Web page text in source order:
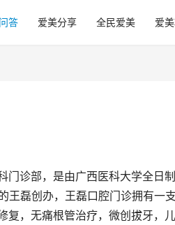
答 爱美分享 全民爱美 爱
诊部，是由广西医科大学全日
王磊创办，王磊口腔门诊拥有一
，无痛根管治疗，微创拔牙，